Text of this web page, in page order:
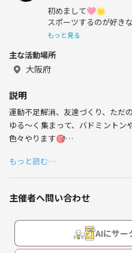
初めまして🩷🌟
スポーツするのが好き
🌺✨
もっと見る
主な活動場所
大阪府
説明
運動不足解消、友達づくり、ただ
ゆる〜く集まって、バドミントン
色々やります🎯
楽しめるルールでやるから初心者
みんなで楽しもう〜✨✨
もっと読む…
主催者へ問い合わせ
AIにサー